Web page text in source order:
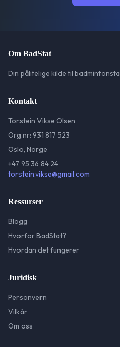
Om BadStat
Din pålitelige kilde til
Kontakt
Torstein Vikse Olsen
Org.nr: 931 817 523
Oslo, Norge
+47 95 36 84 24
torstein.vikse@gmail.com
Ressurser
Blogg
Hvorfor BadStat?
Hvordan det fungerer
Juridisk
Personvern
Vilkår
Om oss